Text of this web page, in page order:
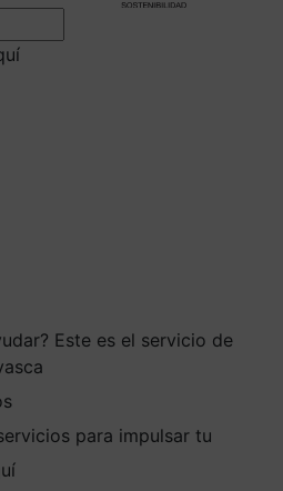
Este es el servicio de
para impulsar tu